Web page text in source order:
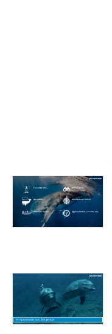
Γνωρίζετε ήδη...
Θα μάθετε...
Απαιτείται δράση! Αξιολογείστε τις γνώσεις σας
Κλικάρετε την εικόνα
Δείτε το βίντεο
Η προστασία των δελφινιών